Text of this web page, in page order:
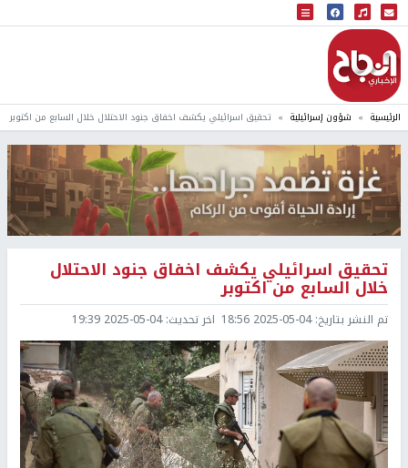
البث المباشر
إذاعة النجاح
الرئيسية شؤون إسرائيلية تحقيق اسرائيلي يكشف اخفاق جنود الاحتلال خلال السابع من اكتوبر
تحقيق اسرائيلي يكشف اخفاق جنود الاحتلال
خلال السابع من اكتوبر
تم النشر بتاريخ:2025-05-04 18:56 اخر تحديث:2025-05-04 19:39